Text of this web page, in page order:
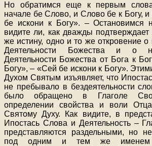
Но обратимся еще к первым
начале бе Слово, и Слово бе к Богу,
бе искони к Богу». – Остановимся
видите ли, как дважды
же истину, одно и то же откровение
Деятельности Божества и о
Деятельности Божества от Бога к
Богу», – «Сей бе искони к Богу».
Духом Святым изъявляет, что
не пребывало в бездеятельности
было обращено в Глаголе
определении свойства и воли
Святому Духу. Как видите, в
Ипостась Слова и Деятельность –
представляются раздельными, но
под одним и тем же